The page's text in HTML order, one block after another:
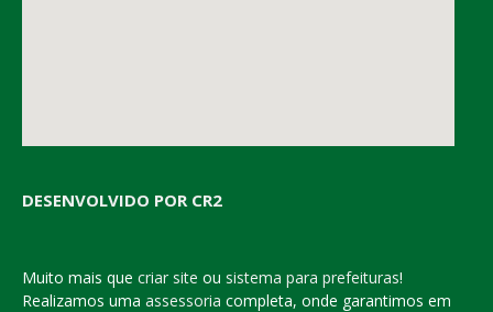
DESENVOLVIDO POR CR2
Muito mais que criar site ou sistema para prefeituras!
Realizamos uma assessoria completa, onde garantimos em